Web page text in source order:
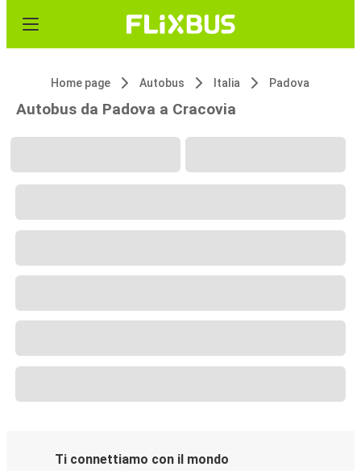
Home page Autobus Italia Padova
Autobus da Padova a Cracovia
Ti connettiamo con il mondo